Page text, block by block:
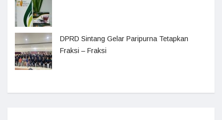
DPRD Sintang Gelar Paripurna Tetapkan
Fraksi – Fraksi